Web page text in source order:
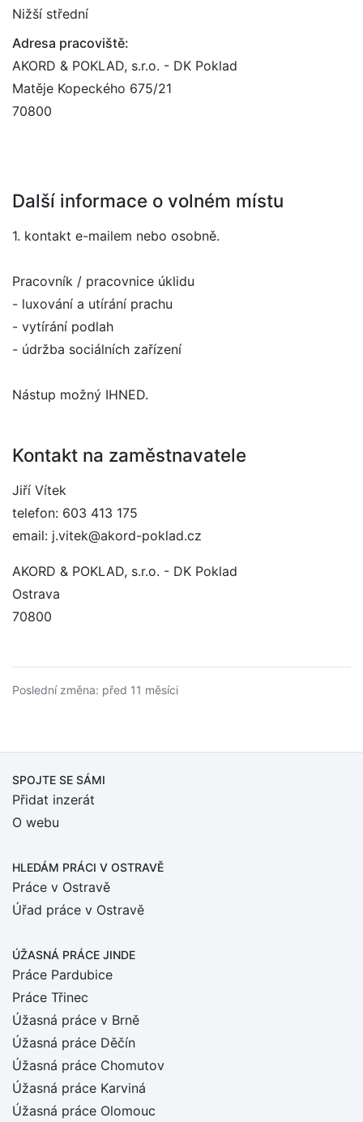
Nižší střední
Adresa pracoviště:
AKORD & POKLAD, s.r.o. - DK Poklad
Matěje Kopeckého 675/21
70800
Další informace o volném místu
1. kontakt e-mailem nebo osobně.
Pracovník / pracovnice úklidu
- luxování a utírání prachu
- vytírání podlah
- údržba sociálních zařízení
Nástup možný IHNED.
Kontakt na zaměstnavatele
Jiří Vítek
telefon: 603 413 175
email: j.vitek@akord-poklad.cz
AKORD & POKLAD, s.r.o. - DK Poklad
Ostrava
70800
Poslední změna: před 11 měsíci
SPOJTE SE SÁMI
Přidat inzerát
O webu
HLEDÁM PRÁCI V OSTRAVĚ
Práce v Ostravě
Úřad práce v Ostravě
ÚŽASNÁ PRÁCE JINDE
Práce Pardubice
Práce Třinec
Úžasná práce v Brně
Úžasná práce Děčín
Úžasná práce Chomutov
Úžasná práce Karviná
Úžasná práce Olomouc